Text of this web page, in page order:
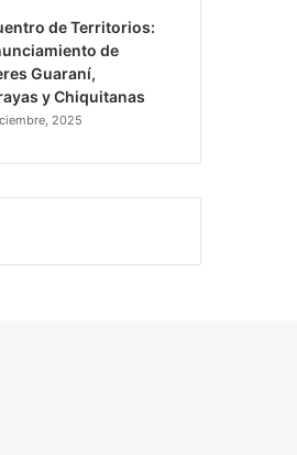
de Territorios:
de
Guaraní,
y Chiquitanas
2025